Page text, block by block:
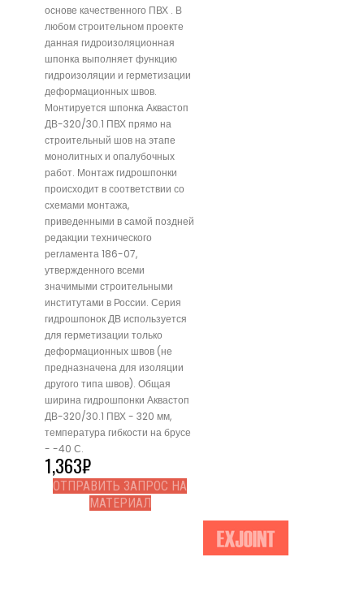
основе качественного ПВХ . В
любом строительном проекте
данная гидроизоляционная
шпонка выполняет функцию
гидроизоляции и герметизации
деформационных швов.
Монтируется шпонка Аквастоп
ДВ-320/30.1 ПВХ прямо на
строительный шов на этапе
монолитных и опалубочных
работ. Монтаж гидрошпонки
происходит в соответствии со
схемами монтажа,
приведенными в самой поздней
редакции технического
регламента 186-07,
утвержденного всеми
значимыми строительными
институтами в России. Серия
гидрошпонок ДВ используется
для герметизации только
деформационных швов (не
предназначена для изоляции
другого типа швов). Общая
ширина гидрошпонки Аквастоп
ДВ-320/30.1 ПВХ - 320 мм,
температура гибкости на брусе
- -40 С.
1,363₽
ОТПРАВИТЬ ЗАПРОС НА
МАТЕРИАЛ